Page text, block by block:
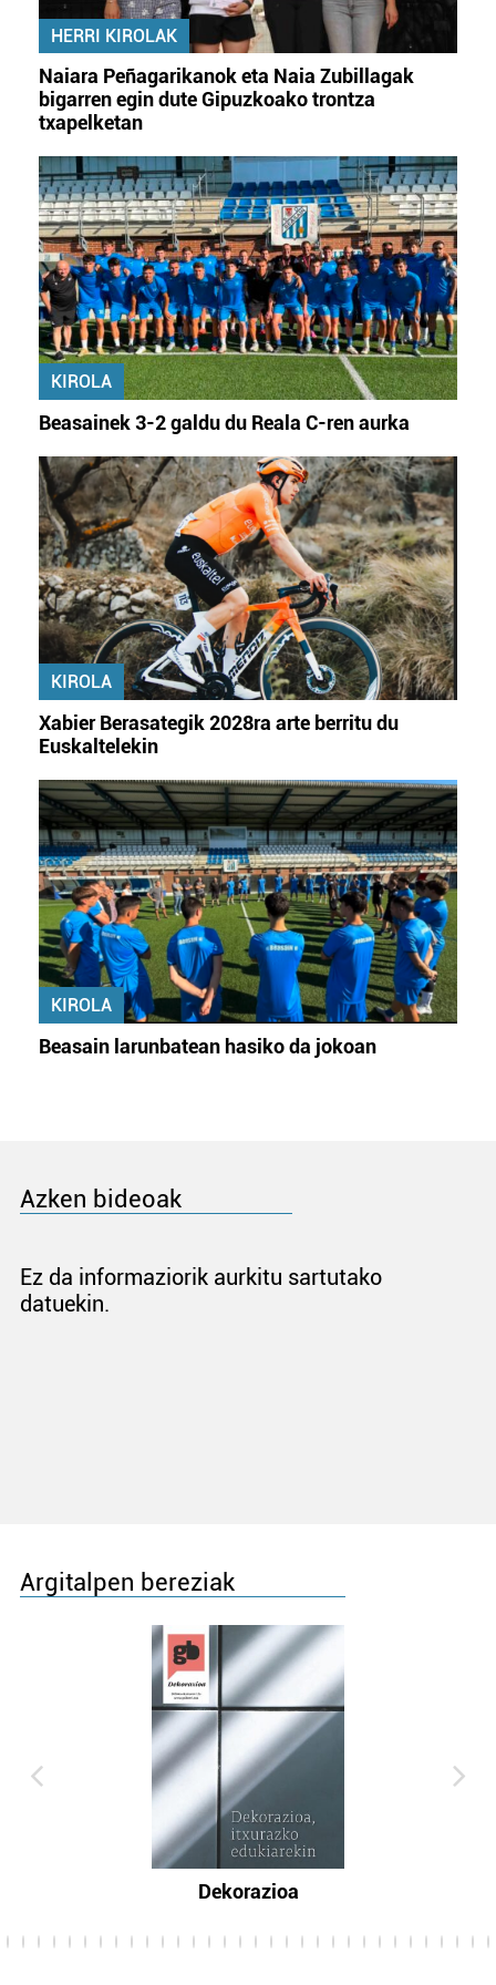
HERRI KIROLAK
Naiara Peñagarikanok eta Naia Zubillagak
bigarren egin dute Gipuzkoako trontza
txapelketan
KIROLA
Beasainek 3-2 galdu du Reala C-ren aurka
KIROLA
Xabier Berasategik 2028ra arte berritu du
Euskaltelekin
KIROLA
Beasain larunbatean hasiko da jokoan
Azken bideoak
Ez da informaziorik aurkitu sartutako
datuekin.
Argitalpen bereziak
Dekorazioa